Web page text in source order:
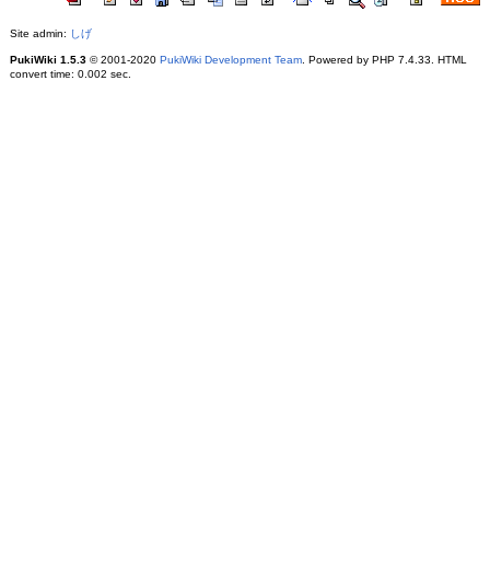
Site admin: しげ
PukiWiki 1.5.3© 2001-2020 PukiWiki Development Team. Powered by PHP 7.4.33. HTML
convert time: 0.002 sec.